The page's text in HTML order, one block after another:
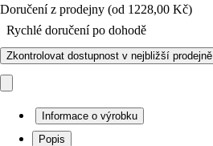
Doručení z prodejny (od 1228,00 Kč)
Rychlé doručení po dohodě
Zkontrolovat dostupnost v nejbližší prodejně
Informace o výrobku
Popis